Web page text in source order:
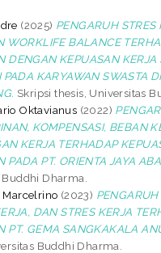
(2025) PENGARUH STRES
WORKLIFE BALANCE
DENGAN KEPUASAN KERJA
PADA KARYAWAN SWASTA
Skripsi thesis, Universitas
Oktavianus (2022)
KOMPENSASI, BEBAN
KERJA TERHADAP
PADA PT. ORIENTA JAYA
Dharma.
Marcelrino (2023) PENGARUH
DAN STRES KERJA
PT. GEMA SANGKAKALA
Buddhi Dharma.